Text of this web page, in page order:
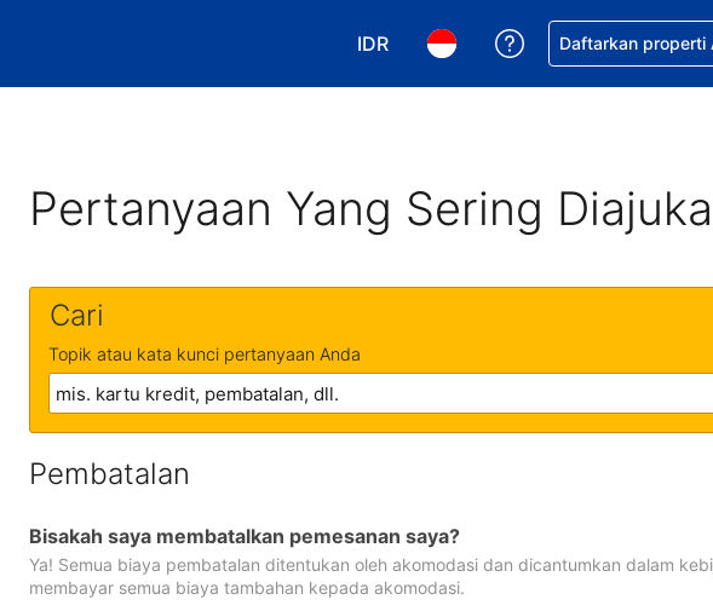
IDR
Pilih mata uang Anda. Mata uang
Pilih bahasa Anda. Bahasa
Dapatkan bantuan
Daftarkan properti
Pertanyaan Yang Sering
Cari
Topik atau kata kunci pertanyaan Anda
Pembatalan
Bisakah saya membatalkan pemesanan saya?
Ya! Semua biaya pembatalan ditentukan oleh akomodasi dan dicantumkan dalam
membayar semua biaya tambahan kepada akomodasi.